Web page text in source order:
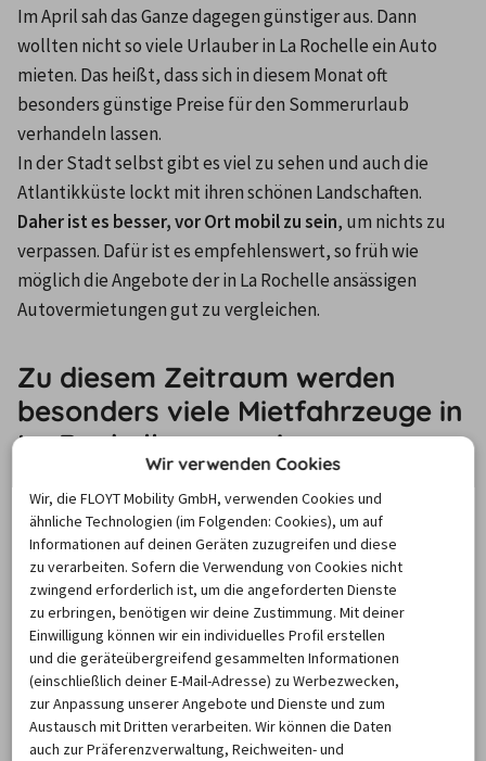
Im April sah das Ganze dagegen günstiger aus. Dann
wollten nicht so viele Urlauber in La Rochelle ein Auto
mieten. Das heißt, dass sich in diesem Monat oft
besonders günstige Preise für den Sommerurlaub
verhandeln lassen.
In der Stadt selbst gibt es viel zu sehen und auch die
Daher ist es besser, vor Ort mobil zu sein, um nichts zu
verpassen. Dafür ist es empfehlenswert, so früh wie
möglich die Angebote der in La Rochelle ansässigen
Autovermietungen gut zu vergleichen.
Zu diesem Zeitraum werden
besonders viele Mietfahrzeuge in
La Rochelle angemietet
Wenn sich Reisende ein Auto mieten in La Rochelle,
beträgt die durchschnittliche Dauer einer Buchung 6
Tage. Das erscheint nun ein wenig kurz, doch auf die
Monate betrachtet, ergibt sich ein etwas anderes Bild.
Viele internationale Touristen nutzten gerade den
Oktober, um sich die Stadt anzusehen.
Dementsprechend betrug dann die Dauer einer
durchschnittlichen Automiete in La Rochelle 9,33 Tage.
Ebenfalls recht lang nutzten sie ihr Fahrzeug im Juni,
Wir verwenden Cookies
Wir, die FLOYT Mobility GmbH, verwenden Cookies und
ähnliche Technologien (im Folgenden: Cookies), um auf
Informationen auf deinen Geräten zuzugreifen und diese
zu verarbeiten. Sofern die Verwendung von Cookies nicht
zwingend erforderlich ist, um die angeforderten Dienste
zu erbringen, benötigen wir deine Zustimmung. Mit deiner
Einwilligung können wir ein individuelles Profil erstellen
und die geräteübergreifend gesammelten Informationen
(einschließlich deiner E-Mail-Adresse) zu Werbezwecken,
zur Anpassung unserer Angebote und Dienste und zum
Austausch mit Dritten verarbeiten. Wir können die Daten
auch zur Präferenzverwaltung, Reichweiten- und